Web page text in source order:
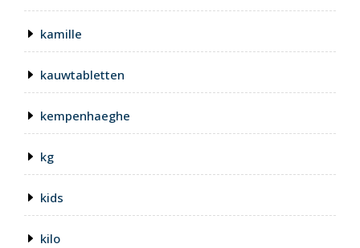
kamille
kauwtabletten
kempenhaeghe
kg
kids
kilo